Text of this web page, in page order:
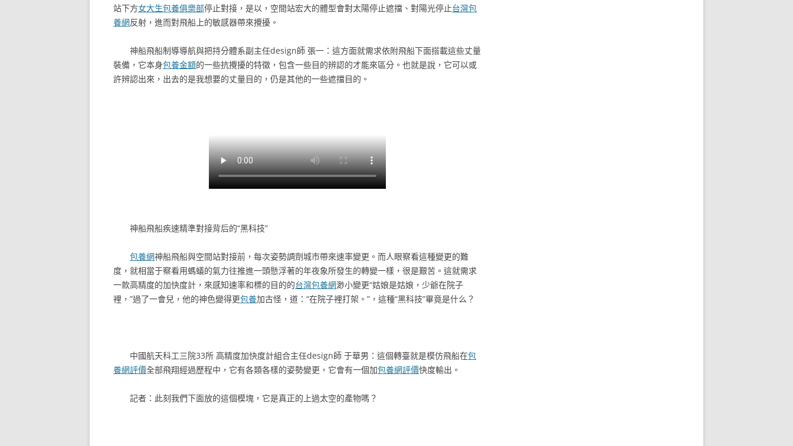
站下方女大生包養俱樂部停止對接，是以，空間站宏大的體型會對太陽停止遮擋、對陽光停止台灣包
養網反射，進而對飛船上的敏感器帶來攪擾。
神船飛船制導導航與把持分體系副主任design師 張一：這方面就需求依附飛船下面搭載這些丈量
裝備，它本身包養金額的一些抗攪擾的特徵，包含一些目的辨認的才能來區分。也就是說，它可以或
許辨認出來，出去的是我想要的丈量目的，仍是其他的一些遮擋目的。
神船飛船疾速精準對接背后的“黑科技”
包養網神船飛船與空間站對接前，每次姿勢調劑城市帶來速率變更。而人眼察看這種變更的難
度，就相當于察看用螞蟻的氣力往推進一頭懸浮著的年夜象所發生的轉變一樣，很是艱苦。這就需求
一款高精度的加快度計，來感知速率和標的目的的台灣包養網渺小變更“姑娘是姑娘，少爺在院子
裡，”過了一會兒，他的神色變得更包養加古怪，道：“在院子裡打架。”，這種“黑科技”畢竟是什么？
中國航天科工三院33所 高精度加快度計組合主任design師 于華男：這個轉臺就是模仿飛船在包
養網評價全部飛翔經過歷程中，它有各類各樣的姿勢變更，它會有一個加包養網評價快度輸出。
記者：此刻我們下面放的這個模塊，它是真正的上過太空的產物嗎？